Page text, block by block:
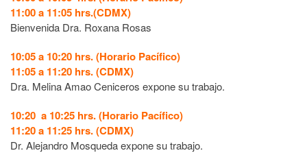
11:00 a 11:05 hrs.(CDMX)
Bienvenida Dra. Roxana Rosas
10:05 a 10:20 hrs. (Horario Pacífico)
11:05 a 11:20 hrs. (CDMX)
Dra. Melina Amao Ceniceros expone su trabajo.
10:20 a 10:25 hrs. (Horario Pacífico)
11:20 a 11:25 hrs. (CDMX)
Dr. Alejandro Mosqueda expone su trabajo.